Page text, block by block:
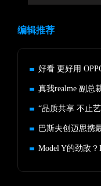
编辑推荐
好看 更好用
真我realme 副总
“品质共享 不止
巴斯夫创迈思携
Model Y的劲敌